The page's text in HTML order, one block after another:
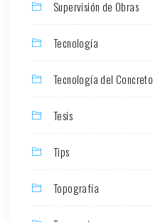
Supervisión de Obras
Tecnología
Tecnología del Concreto
Tesis
Tips
Topografía